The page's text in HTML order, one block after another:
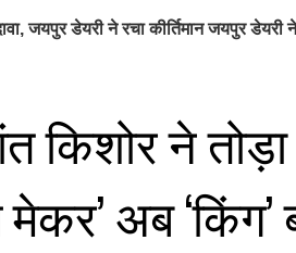
जयपुर डेयरी ने रचा कीर्तिमान जयपुर
किशोर ने
अब